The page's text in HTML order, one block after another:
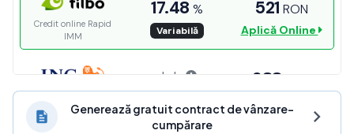
Generează gratuit contract de vânzare-
cumpărare